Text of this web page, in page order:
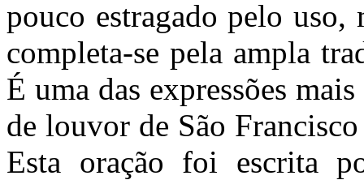
pouco estragado pelo
completa-se pela ampla
É uma das expressões
de louvor de São
Esta oração foi escrita